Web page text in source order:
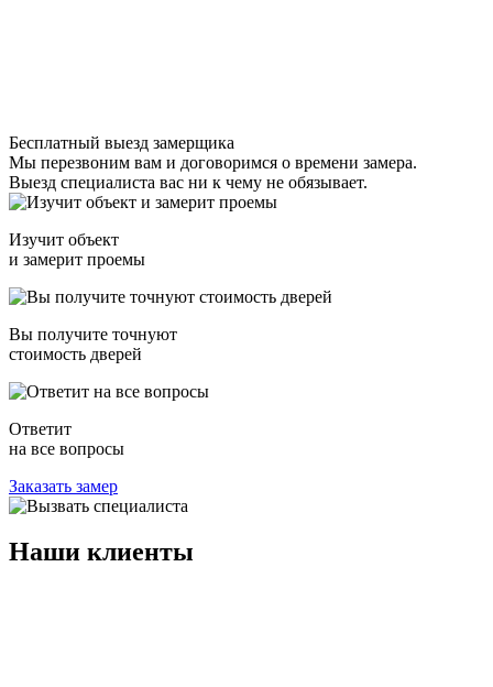
Бесплатный выезд замерщика
Мы перезвоним вам и договоримся о времени замера.
Выезд специалиста вас ни к чему не обязывает.
Изучит объект
и замерит проемы
Вы получите точнуют
стоимость дверей
Ответит
на все вопросы
Заказать замер
Наши клиенты